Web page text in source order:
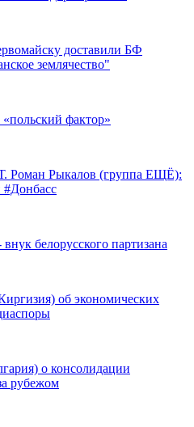
доставили БФ
землячество"
фактор»
Рыкалов (группа ЕЩЁ):
#Донбасс
белорусского партизана
об экономических
о консолидации
рубежом